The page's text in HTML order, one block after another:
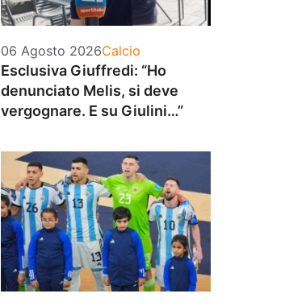
06 Agosto 2026Categorie
Calcio
Esclusiva Giuffredi: “Ho
denunciato Melis, si deve
vergognare. E su Giulini…”